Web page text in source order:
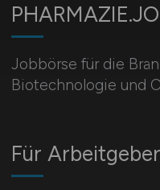
Jobbörse für die
Biotechnologie und
Für Arbeitgeber